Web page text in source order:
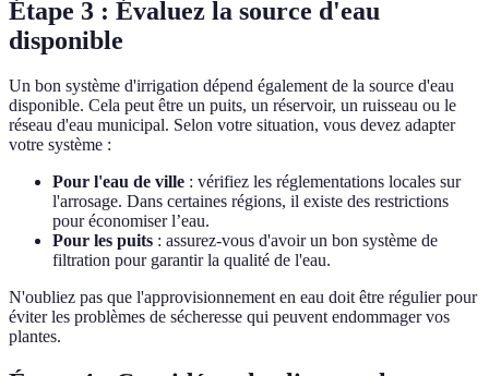
Étape 3 : Évaluez la source d'eau
disponible
Un bon système d'irrigation dépend également de la source d'eau
disponible. Cela peut être un puits, un réservoir, un ruisseau ou le
réseau d'eau municipal. Selon votre situation, vous devez adapter
votre système :
Pour l'eau de ville : vérifiez les réglementations locales sur
l'arrosage. Dans certaines régions, il existe des restrictions
pour économiser l’eau.
Pour les puits : assurez-vous d'avoir un bon système de
filtration pour garantir la qualité de l'eau.
N'oubliez pas que l'approvisionnement en eau doit être régulier pour
éviter les problèmes de sécheresse qui peuvent endommager vos
plantes.